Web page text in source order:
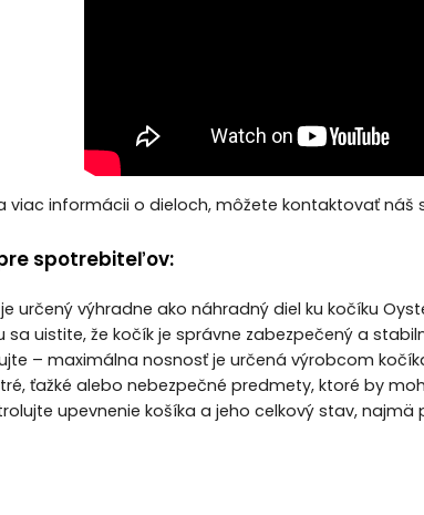
viac informácii o dieloch, môžete kontaktovať náš
spotrebiteľov:
určený výhradne ako náhradný diel ku kočíku
sa uistite, že kočík je správne zabezpečený a
– maximálna nosnosť je určená výrobcom
ťažké alebo nebezpečné predmety, ktoré by
upevnenie košíka a jeho celkový stav,